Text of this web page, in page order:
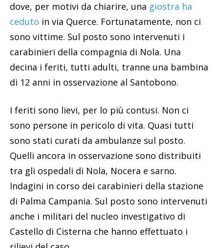
dove, per motivi da chiarire, una giostra ha
ceduto in via Querce. Fortunatamente, non ci
sono vittime. Sul posto sono intervenuti i
carabinieri della compagnia di Nola. Una
decina i feriti, tutti adulti, tranne una bambina
di 12 anni in osservazione al Santobono.
I feriti sono lievi, per lo più contusi. Non ci
sono persone in pericolo di vita. Quasi tutti
sono stati curati da ambulanze sul posto.
Quelli ancora in osservazione sono distribuiti
tra gli ospedali di Nola, Nocera e sarno.
Indagini in corso dei carabinieri della stazione
di Palma Campania. Sul posto sono intervenuti
anche i militari del nucleo investigativo di
Castello di Cisterna che hanno effettuato i